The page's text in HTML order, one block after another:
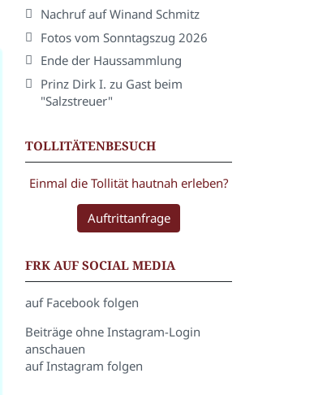
Nachruf auf Winand Schmitz
Fotos vom Sonntagszug 2026
Ende der Haussammlung
Prinz Dirk I. zu Gast beim
"Salzstreuer"
TOLLITÄTENBESUCH
Einmal die Tollität hautnah erleben?
Auftrittanfrage
FRK AUF SOCIAL MEDIA
auf Facebook folgen
Beiträge ohne Instagram-Login
anschauen
auf Instagram folgen